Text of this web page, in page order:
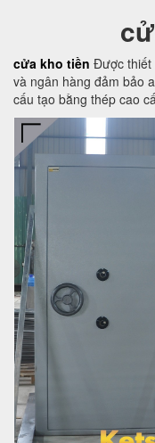
cửa kho tiền Được thiết
và ngân hàng đảm bảo
cấu tạo bằng thép cao